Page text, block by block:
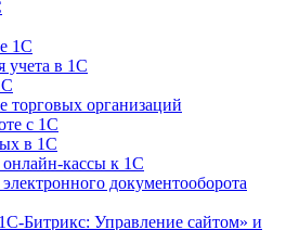
1С
учета в 1С
торговых организаций
с 1С
в 1С
кассы к 1С
документооборота
Битрикс: Управление сайтом» и